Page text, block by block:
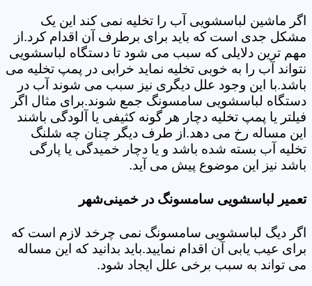
اگر ماشین لباسشویی آب را تخلیه نمی کند این یک
مشکل جدی است که باید برای برطرف آن اقدام کرد.از
مهم ترین دلایلی که سبب می شود تا دستگاه لباسشویی
نتواند آب را به خوبی تخلیه نماید خرابی در پمپ تخلیه می
باشد.با این وجود علل دیگری نیز سبب می شوند آب در
دستگاه لباسشویی سامسونگ جمع شوند.برای مثال اگر
فیلتر یا پمپ تخلیه دچار هر گونه کثیفی یا آلودگی باشند
این مساله رخ می دهد.از طرف دیگر چنان چه شلنگ
تخلیه آب بسته شده باشد و یا دچار خمیدگی یا پارگی
باشد نیز این موضوع پیش می آید.
تعمیر لباسشویی سامسونگ در خمینی‌شهر
اگر دیگ لباسشویی سامسونگ نمی چرخد لازم است که
برای عیب یابی آن اقدام نمایید.باید بدانید که این مساله
می تواند به سبب برخی علل ایجاد شود.